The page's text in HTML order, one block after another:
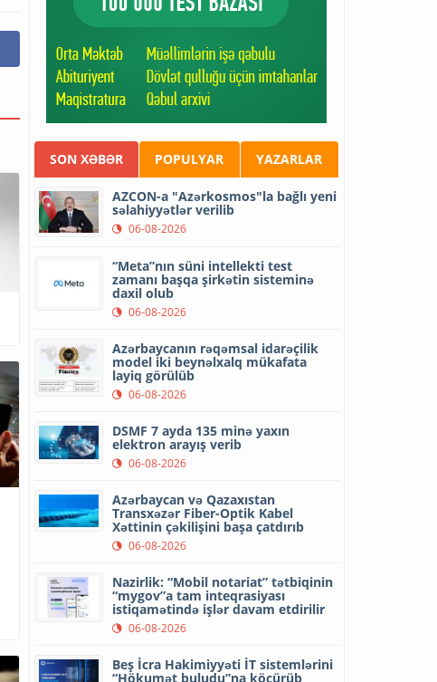
SON XƏBƏR POPULYAR YAZARLAR
AZCON-a "Azərkosmos"la bağlı yeni
səlahiyyətlər verilib
06-08-2026
“Meta”nın süni intellekti test
zamanı başqa şirkətin sisteminə
daxil olub
06-08-2026
Azərbaycanın rəqəmsal idarəçilik
model iki beynəlxalq mükafata
layiq görülüb
06-08-2026
DSMF 7 ayda 135 minə yaxın
elektron arayış verib
06-08-2026
Azərbaycan və Qazaxıstan
Transxəzər Fiber-Optik Kabel
Xəttinin çəkilişini başa çatdırıb
06-08-2026
Nazirlik: “Mobil notariat” tətbiqinin
“mygov”a tam inteqrasiyası
istiqamətində işlər davam etdirilir
06-08-2026
Beş İcra Hakimiyyəti İT sistemlərini
“Hökumət buludu”na köçürüb